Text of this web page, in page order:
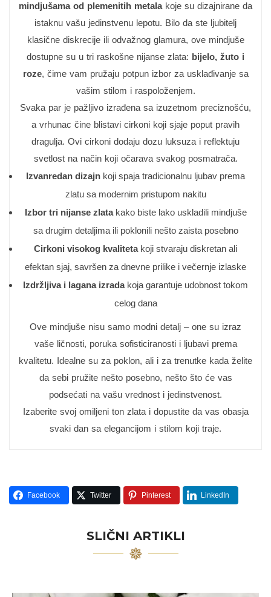
mindjušama od plemenitih metalakoje su dizajnirane da
istaknu vašu jedinstvenu lepotu. Bilo da ste ljubitelj
klasične diskrecije ili odvažnog glamura, ove mindjuše
dostupne su u tri raskošne nijanse zlata: bijelo, žuto i
roze, čime vam pružaju potpun izbor za usklađivanje sa
vašim stilom i raspoloženjem.
Svaka par je pažljivo izrađena sa izuzetnom preciznošću,
a vrhunac čine blistavi cirkoni koji sjaje poput pravih
dragulja. Ovi cirkoni dodaju dozu luksuza i reflektuju
svetlost na način koji očarava svakog posmatrača.
Izvanredan dizajn koji spaja tradicionalnu ljubav prema
zlatu sa modernim pristupom nakitu
Izbor tri nijanse zlatakako biste lako uskladili mindjuše
sa drugim detaljima ili poklonili nešto zaista posebno
Cirkoni visokog kvalitetakoji stvaraju diskretan ali
efektan sjaj, savršen za dnevne prilike i večernje izlaske
Izdržljiva i lagana izradakoja garantuje udobnost tokom
celog dana
Ove mindjuše nisu samo modni detalj – one su izraz
vaše ličnosti, poruka sofisticiranosti i ljubavi prema
kvalitetu. Idealne su za poklon, ali i za trenutke kada želite
da sebi pružite nešto posebno, nešto što će vas
podsećati na vašu vrednost i jedinstvenost.
Izaberite svoj omiljeni ton zlata i dopustite da vas obasja
svaki dan sa elegancijom i stilom koji traje.
Facebook Twitter Pinterest LinkedIn
SLIČNI ARTIKLI